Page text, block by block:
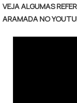
DE
utilizados são
VEJA ALGUMAS
ARAMADA NO